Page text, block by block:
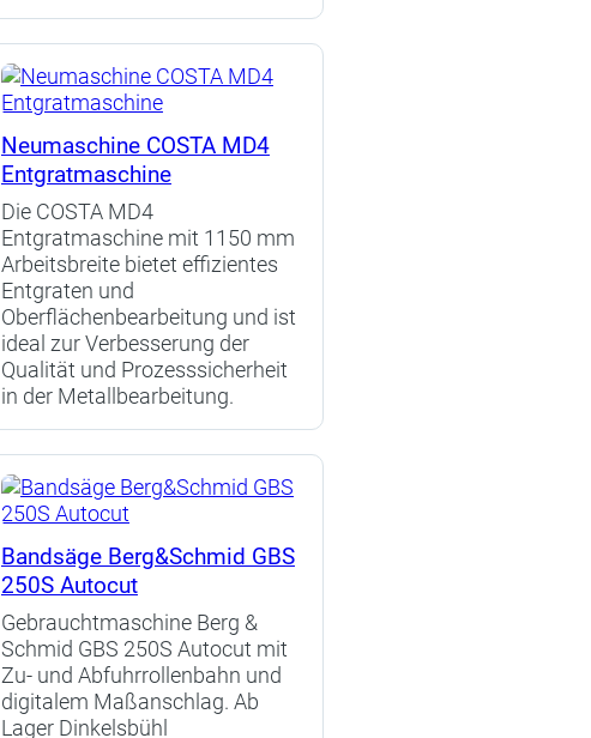
Neumaschine COSTA MD4
Entgratmaschine
Die COSTA MD4
Entgratmaschine mit 1150 mm
Arbeitsbreite bietet effizientes
Entgraten und
Oberflächenbearbeitung und ist
ideal zur Verbesserung der
Qualität und Prozesssicherheit
in der Metallbearbeitung.
Bandsäge Berg&Schmid GBS
250S Autocut
Gebrauchtmaschine Berg &
Schmid GBS 250S Autocut mit
Zu- und Abfuhrrollenbahn und
digitalem Maßanschlag. Ab
Lager Dinkelsbühl